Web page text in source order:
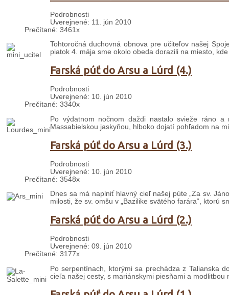
Podrobnosti
Uverejnené: 11. jún 2010
Prečítané: 3461x
Tohtoročná duchovná obnova pre učiteľov našej
piatok 4. mája sme okolo obeda dorazili na miesto,
Farská púť do Arsu a Lúrd (4.)
Podrobnosti
Uverejnené: 10. jún 2010
Prečítané: 3340x
Po výdatnom nočnom daždi nastalo svieže ráno
Massabielskou jaskyňou, hlboko dojatí pohľadom na
Farská púť do Arsu a Lúrd (3.)
Podrobnosti
Uverejnené: 10. jún 2010
Prečítané: 3548x
Dnes sa má naplniť hlavný cieľ našej púte „Za sv.
milosti, že sv. omšu v „Bazilike svätého farára“, ktorú
Farská púť do Arsu a Lúrd (2.)
Podrobnosti
Uverejnené: 09. jún 2010
Prečítané: 3177x
Po serpentínach, ktorými sa prechádza z Talianska
cieľa našej cesty, s mariánskymi piesňami a